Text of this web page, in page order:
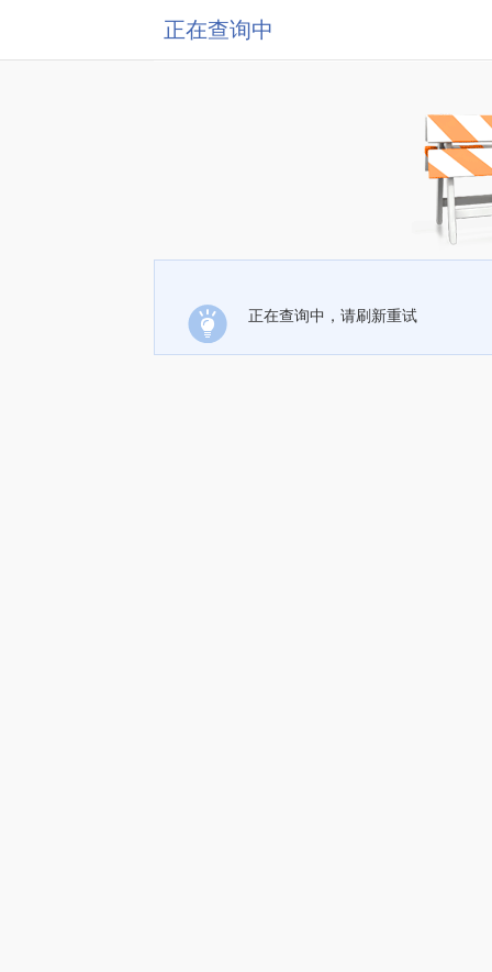
正在查询中
正在查询中，请刷新重试